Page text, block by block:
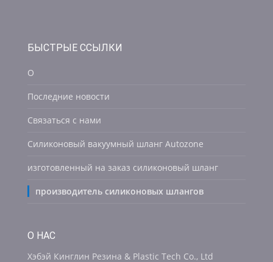
БЫСТРЫЕ ССЫЛКИ
О
Последние новости
Связаться с нами
Силиконовый вакуумный шланг Autozone
изготовленный на заказ силиконовый шланг
производитель силиконовых шлангов
О НАС
Хэбэй Кинглин Резина & Plastic Tech Co., Ltd